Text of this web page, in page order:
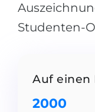
BERATUNG!
BERATUNG
Studenten-
Auf einen
2000